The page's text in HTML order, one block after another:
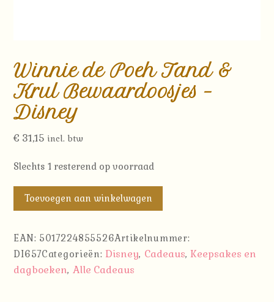
Winnie de Poeh Tand &
Krul Bewaardoosjes –
Disney
€ 31,15 incl. btw
Slechts 1 resterend op voorraad
Winnie
de
Tand
&
Krul
Toevoegen aan winkelwagen
EAN: 5017224855526Artikelnummer:
DI657Categorieën: Disney, Cadeaus,Keepsakes en
dagboeken, Alle Cadeaus